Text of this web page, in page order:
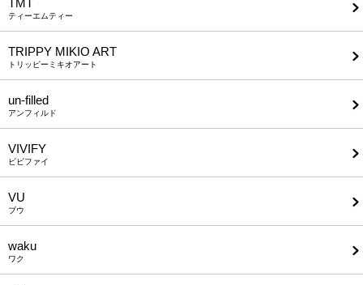
TMT
ティーエムティー
TRIPPY MIKIO ART
トリッピーミキオアート
un-filled
アンフィルド
VIVIFY
ビビファイ
VU
ブウ
waku
ワク